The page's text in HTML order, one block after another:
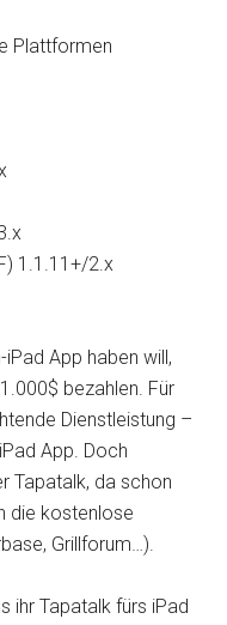
Plattformen
1.1.11+/2.x
App haben will,
bezahlen. Für
Dienstleistung –
App. Doch
Tapatalk, da schon
die kostenlose
Grillforum…).
ihr Tapatalk fürs iPad